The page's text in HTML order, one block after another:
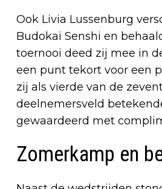
Ook Livia Lussenburg
Budokai Senshi en
toernooi deed zij mee in
een punt tekort voor een
zij als vierde van de
deelnemersveld
gewaardeerd met
Zomerkamp en